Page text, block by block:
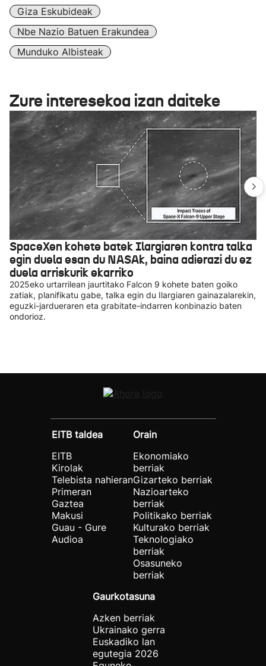
Giza Eskubideak
Nbe Nazio Batuen Erakundea
Munduko Albisteak
Zure interesekoa izan daiteke
SpaceXen kohete batek Ilargiaren kontra talka
egin duela esan du NASAk, baina adierazi du ez
duela arriskurik ekarriko
2025eko urtarrilean jaurtitako Falcon 9 kohete baten goiko
zatiak, planifikatu gabe, talka egin du Ilargiaren gainazalarekin,
eguzki-jardueraren eta grabitate-indarren konbinazio baten
ondorioz.
EITB taldea
EITB
Kirolak
Telebista nahieran
Primeran
Gaztea
Makusi
Guau - Gure
Audioa
Orain
Ekonomiako
berriak
Gizarteko berriak
Nazioarteko
berriak
Politikako berriak
Kulturako berriak
Teknologiako
berriak
Osasuneko
berriak
Gaurkotasuna
Azken berriak
Ukrainako gerra
Euskadiko lan
egutegia 2026